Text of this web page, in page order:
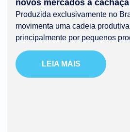
novos mercados à cachaça
Produzida exclusivamente no
movimenta uma cadeia
principalmente por pequenos
LEIA MAIS